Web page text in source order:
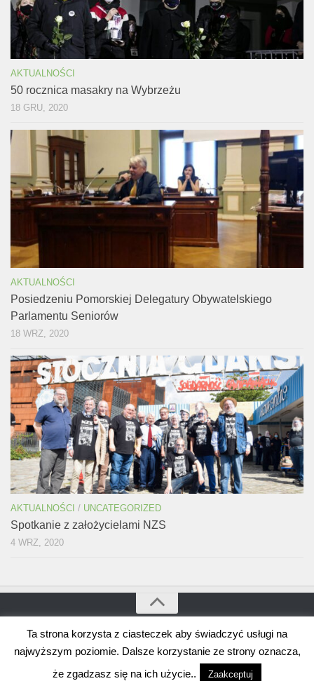
AKTUALNOŚCI
50 rocznica masakry na Wybrzeżu
18 GRU, 2020
AKTUALNOŚCI
Posiedzeniu Pomorskiej Delegatury Obywatelskiego
Parlamentu Seniorów
18 WRZ, 2020
AKTUALNOŚCI / UNCATEGORIZED
Spotkanie z założycielami NZS
4 WRZ, 2020
Bogdan Borusewicz © 2026. Wszystkie prawa zastrzeżone
Wspierane przez WordPress. Szablon autorstwaAlx.
Ta strona korzysta z ciasteczek aby świadczyć usługi na
najwyższym poziomie. Dalsze korzystanie ze strony oznacza,
że zgadzasz się na ich użycie..
Zaakceptuj